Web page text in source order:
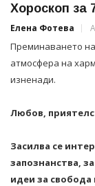
Хороскоп за
Елена Фотева
Преминаването на
атмосфера на
изненади.
Любов,
Засилва се
запознанства,
идеи за свобода